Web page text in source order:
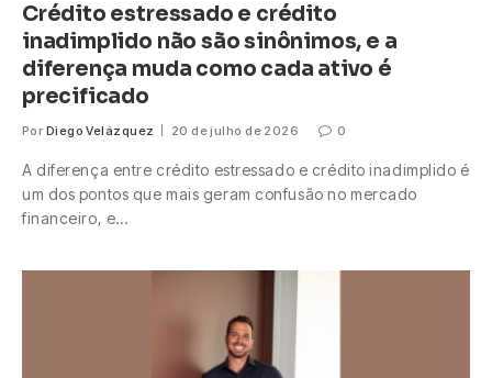
Crédito estressado e crédito
inadimplido não são sinônimos, e a
diferença muda como cada ativo é
precificado
Por Diego Velázquez 20 de julho de 2026 0
A diferença entre crédito estressado e crédito inadimplido é
um dos pontos que mais geram confusão no mercado
financeiro, e…